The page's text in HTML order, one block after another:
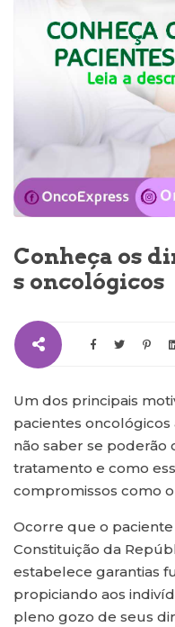
Conheça os
s oncológicos
Um dos principais
pacientes
não saber se poderão
tratamento e como
compromissos como
Ocorre que o
Constituição da
estabelece garantias
propiciando aos
pleno gozo de seus